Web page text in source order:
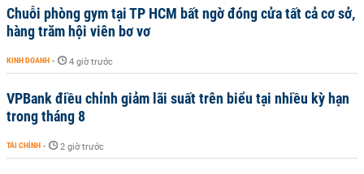
Chuỗi phòng gym tại TP HCM bất ngờ đóng cửa tất cả cơ sở,
hàng trăm hội viên bơ vơ
KINH DOANH - 4 giờ trước
VPBank điều chỉnh giảm lãi suất trên biểu tại nhiều kỳ hạn
trong tháng 8
TÀI CHÍNH - 2 giờ trước